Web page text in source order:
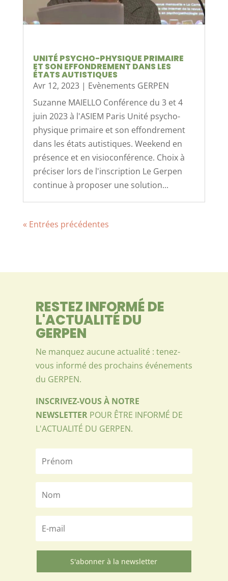
UNITÉ PSYCHO-PHYSIQUE PRIMAIRE
ET SON EFFONDREMENT DANS LES
ÉTATS AUTISTIQUES
Avr 12, 2023| Evènements GERPEN
Suzanne MAIELLO Conférence du 3 et 4
juin 2023 à l'ASIEM Paris Unité psycho-
physique primaire et son effondrement
dans les états autistiques. Weekend en
présence et en visioconférence. Choix à
préciser lors de l'inscription Le Gerpen
continue à proposer une solution...
« Entrées précédentes
RESTEZ INFORMÉ DE
L'ACTUALITÉ DU
GERPEN
Ne manquez aucune actualité : tenez-
vous informé des prochains événements
du GERPEN.
INSCRIVEZ-VOUS À NOTRE
NEWSLETTERPOUR ÊTRE INFORMÉ DE
L'ACTUALITÉ DU GERPEN.
S'abonner à la newsletter